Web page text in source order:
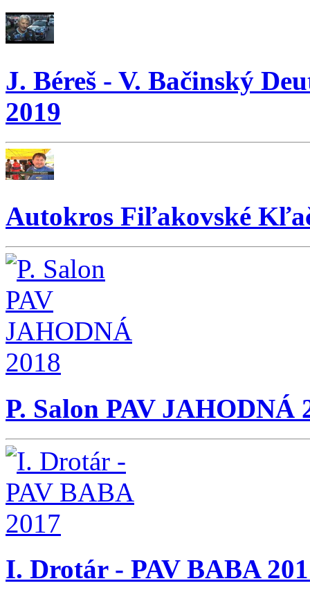
J. Béreš - V. Bačinský
2019
Autokros Fiľakovské
P. Salon PAV JAHODNÁ
I. Drotár - PAV BABA